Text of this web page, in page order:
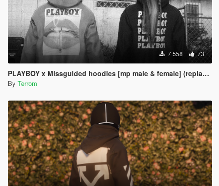
7 558 73
PLAYBOY x Missguided hoodies [mp male & female] (replace) {5 total}
By Terrom